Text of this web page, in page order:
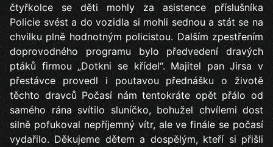
čtyřkolce se děti mohly za asistence příslušníka
Policie svést a do vozidla si mohli sednou a stát se na
chvilku plně hodnotným policistou. Dalším zpestřením
doprovodného programu bylo předvedení dravých
ptáků firmou „Dotkni se křídel“. Majitel pan Jirsa v
přestávce provedl i poutavou přednášku o životě
těchto dravců Počasí nám tentokráte opět přálo od
samého rána svítilo sluníčko, bohužel chvílemi dost
silně pofukoval nepříjemný vítr, ale ve finále se počasí
vydařilo. Děkujeme dětem a dospělým, kteří si přišli